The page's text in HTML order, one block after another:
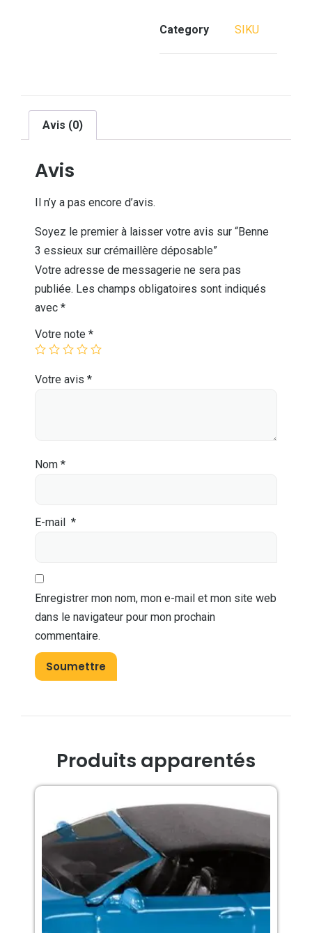
Category SIKU
Avis (0)
Avis
Il n’y a pas encore d’avis.
Soyez le premier à laisser votre avis sur “Benne
3 essieux sur crémaillère déposable”
Votre adresse de messagerie ne sera pas
publiée. Les champs obligatoires sont indiqués
avec *
Votre note *
Votre avis *
Nom *
E-mail *
Enregistrer mon nom, mon e-mail et mon site web
dans le navigateur pour mon prochain
commentaire.
Produits apparentés